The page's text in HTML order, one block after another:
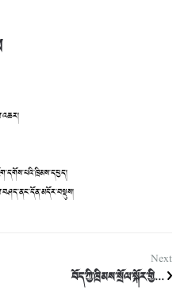
Next
བོད་ཀྱི་ཁྲིམས་སྲོལ་སྐོར་གྱི...